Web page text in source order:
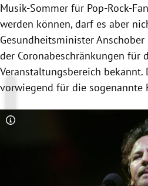
Untermenü
Musik-Sommer für Pop-Rock-
werden können, darf es aber
Gesundheitsminister
der Coronabeschränkungen für
Veranstaltungsbereich bekannt.
vorwiegend für die sogenannte
Copyright-Hinweis öffnen/